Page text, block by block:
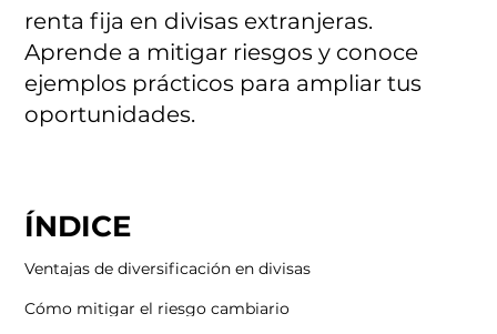
ÍNDICE
Ventajas de diversificación en divisas
Cómo mitigar el riesgo cambiario
renta fija en divisas extranjeras.
Aprende a mitigar riesgos y conoce
ejemplos prácticos para ampliar tus
oportunidades.